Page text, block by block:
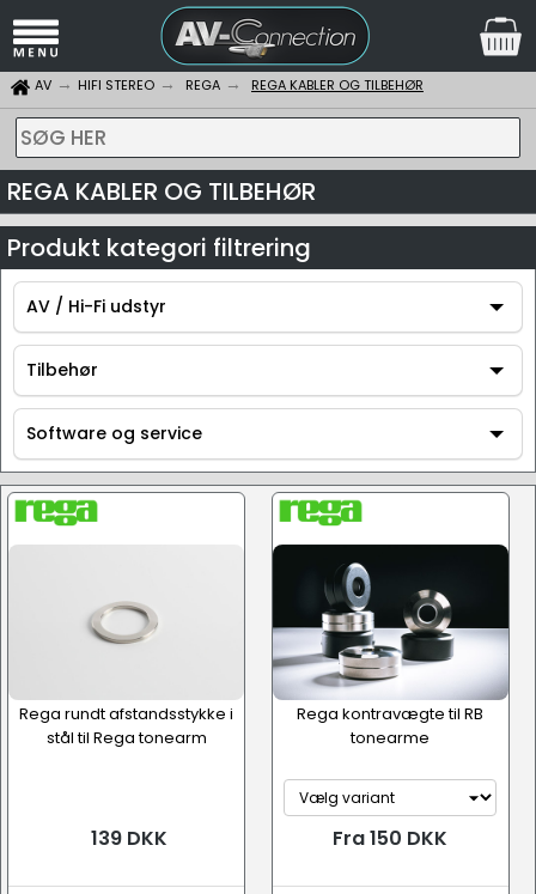
AV HIFI STEREO REGA REGA KABLER OG TILBEHØR
SØG HER
REGA KABLER OG TILBEHØR
Produkt kategori filtrering
AV / Hi-Fi udstyr
AV / Hi-Fi udstyr
Tilbehør
Tilbehør
Software og service
Software og service
Rega rundt afstandsstykke i
stål til Rega tonearm
139 DKK
Rega kontravægte til RB
tonearme
Fra 150 DKK